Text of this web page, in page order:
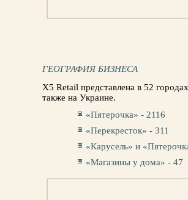
ГЕОГРАФИЯ БИЗНЕСА
X5 Retail представлена в 52
также на Украине.
«Пятерочка» - 2116
«Перекресток» - 311
«Карусель» и
«Магазины у дома» - 47